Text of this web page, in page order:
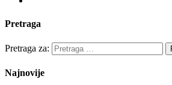
Pretraga
Pretraga za:
Najnovije